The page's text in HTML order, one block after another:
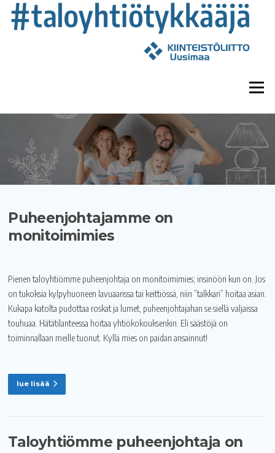
Siirry
suoraan
Puheenjohtajamme on
monitoimimies
Pienen taloyhtiömme puheenjohtaja on monitoimimies; insinööri kun on. Jos
on tukoksia kylpyhuoneen lavuaarissa tai keittiössä, niin ”talkkari” hoitaa asian.
Kukapa katolta pudottaa roskat ja lumet, puheenjohtajahan se siellä valjaissa
touhuaa. Hätätilanteessa hoitaa yhtiökokouksenkin. Eli säästöjä on
toiminnallaan meille tuonut. Kyllä mies on paidan ansainnut!
lue lisää
Taloyhtiömme puheenjohtaja on